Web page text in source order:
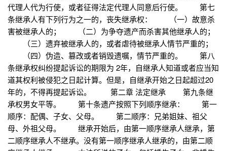
代理人代为行使，或者征得法定代理人同意后行使。 第七
条继承人有下列行为之一的，丧失继承权： （一）故意杀
害被继承人的； （二）为争夺遗产而杀害其他继承人的；
（三）遗弃被继承人的，或者虐待被继承人情节严重的；
（四）伪造、篡改或者销毁遗嘱，情节严重的。 第八
条继承权纠纷提起诉讼的期限为 2年，自继承人知道或者应当知
道其权利被侵犯之日起计算。但是，自继承开始之日起超过20
年的，不得再提起诉讼。 第二章 法定继承 第九条继
承权男女平等。 第十条遗产按照下列顺序继承： 第一
顺序：配偶、子女、父母。 第二顺序：兄弟姐妹、祖父
母、外祖父母。 继承开始后，由第一顺序继承人继承，第
二顺序继承人不继承。没有第一顺序继承人继承的，由第二顺